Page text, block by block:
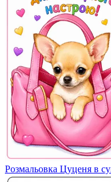
Розмальовка Цуценя в